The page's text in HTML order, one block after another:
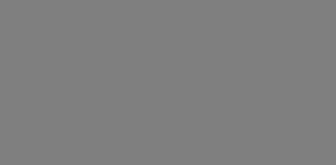
dans une nouvelle fenêtre.